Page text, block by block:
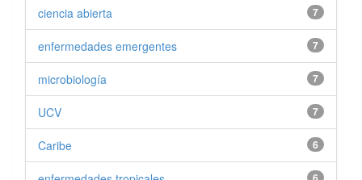
7
ciencia abierta
7
enfermedades emergentes
7
microbiología
7
UCV
6
Caribe